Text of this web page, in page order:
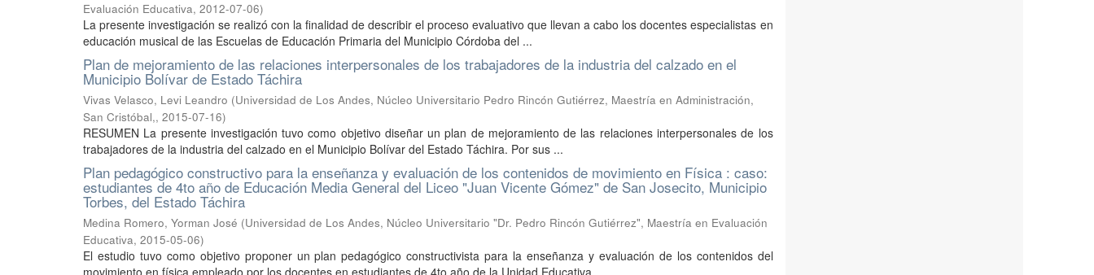
Evaluación Educativa, 2012-07-06)
La presente investigación se realizó con la finalidad de describir el proceso evaluativo que llevan a cabo los docentes especialistas en
educación musical de las Escuelas de Educación Primaria del Municipio Córdoba del ...
Plan de mejoramiento de las relaciones interpersonales de los trabajadores de la industria del calzado en el
Municipio Bolívar de Estado Táchira
Vivas Velasco, Levi Leandro (Universidad de Los Andes, Núcleo Universitario Pedro Rincón Gutiérrez, Maestría en Administración,
San Cristóbal,, 2015-07-16)
RESUMEN La presente investigación tuvo como objetivo diseñar un plan de mejoramiento de las relaciones interpersonales de los
trabajadores de la industria del calzado en el Municipio Bolívar del Estado Táchira. Por sus ...
Plan pedagógico constructivo para la enseñanza y evaluación de los contenidos de movimiento en Física : caso:
estudiantes de 4to año de Educación Media General del Liceo "Juan Vicente Gómez" de San Josecito, Municipio
Torbes, del Estado Táchira
Medina Romero, Yorman José (Universidad de Los Andes, Núcleo Universitario "Dr. Pedro Rincón Gutiérrez", Maestría en Evaluación
Educativa, 2015-05-06)
El estudio tuvo como objetivo proponer un plan pedagógico constructivista para la enseñanza y evaluación de los contenidos del
movimiento en física empleado por los docentes en estudiantes de 4to año de la Unidad Educativa ...